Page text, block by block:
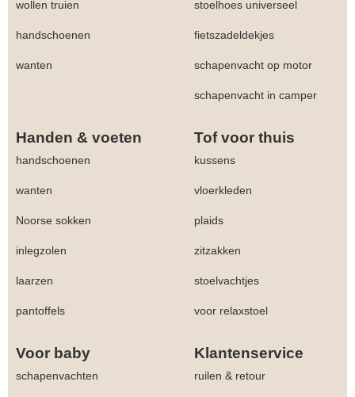
wollen truien stoelhoes universeel
handschoenen fietszadeldekjes
wanten schapenvacht op motor
schapenvacht in camper
Handen & voeten Tof voor thuis
handschoenen kussens
wanten vloerkleden
Noorse sokken plaids
inlegzolen zitzakken
laarzen stoelvachtjes
pantoffels voor relaxstoel
Voor baby Klantenservice
schapenvachten ruilen & retour